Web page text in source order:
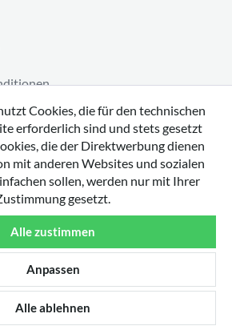
by tavato GmbH
Cookies, die für den technischen
erforderlich sind und stets gesetzt
die der Direktwerbung dienen
mit anderen Websites und sozialen
sollen, werden nur mit Ihrer
gesetzt.